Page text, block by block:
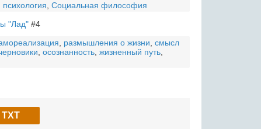
Социальная философия
"Лад" #4
размышления о жизни смысл
осознанность жизненный путь
TXT